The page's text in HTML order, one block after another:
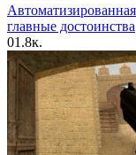
главные достоинства
01.8к.